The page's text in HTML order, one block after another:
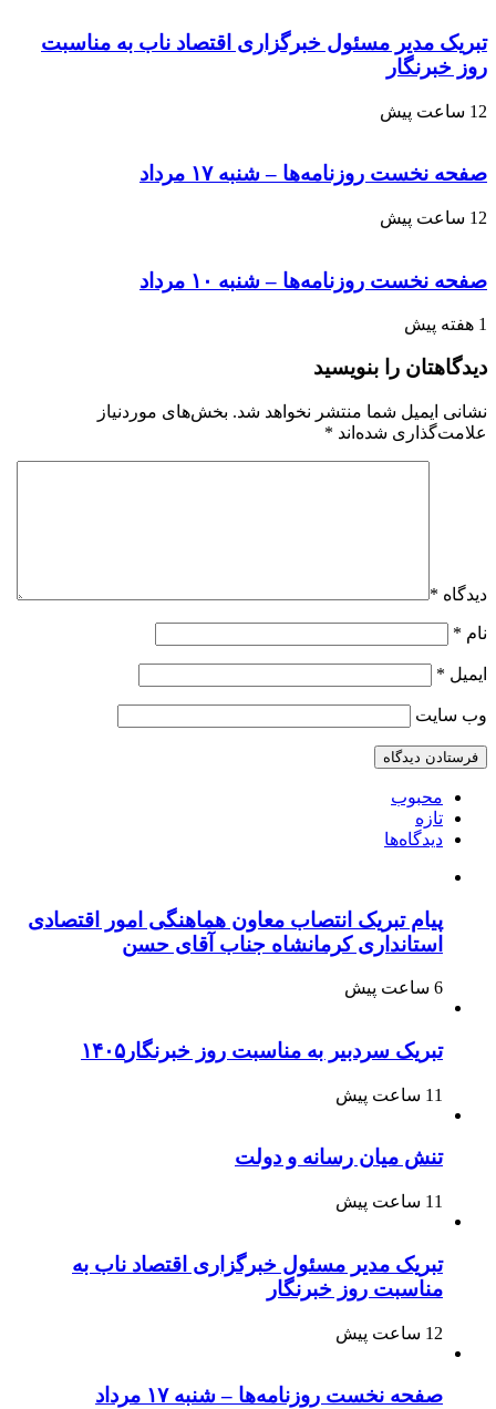
تبریک مدیر مسئول خبرگزاری اقتصاد ناب به مناسبت
روز خبرنگار
12 ساعت پیش
صفحه نخست روزنامه‌ها – شنبه ۱۷ مرداد
12 ساعت پیش
صفحه نخست روزنامه‌ها – شنبه ۱۰ مرداد
1 هفته پیش
دیدگاهتان را بنویسید
نشانی ایمیل شما منتشر نخواهد شد. بخش‌های موردنیاز
علامت‌گذاری شده‌اند *
دیدگاه *
نام *
ایمیل *
وب‌ سایت
محبوب
تازه
دیدگاه‌ها
پیام تبریک انتصاب معاون هماهنگی امور اقتصادی
استانداری کرمانشاه جناب آقای حسن
6 ساعت پیش
تبریک سردبیر به مناسبت روز خبرنگار۱۴۰۵
11 ساعت پیش
تنش میان رسانه و دولت
11 ساعت پیش
تبریک مدیر مسئول خبرگزاری اقتصاد ناب به
مناسبت روز خبرنگار
12 ساعت پیش
صفحه نخست روزنامه‌ها – شنبه ۱۷ مرداد